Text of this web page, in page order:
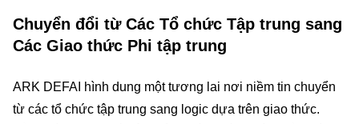
Chuyển đổi từ Các Tổ chức Tập trung sang
Các Giao thức Phi tập trung
ARK DEFAI hình dung một tương lai nơi niềm tin chuyển
từ các tổ chức tập trung sang logic dựa trên giao thức.